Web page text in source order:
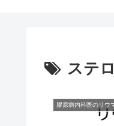
ステ
膠原病内科医のリウ